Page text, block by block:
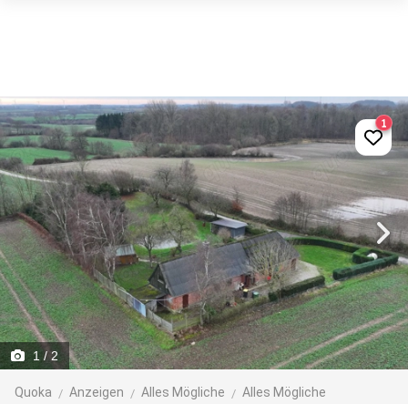
1 / 2
Quoka Anzeigen Alles Mögliche Alles Mögliche
1